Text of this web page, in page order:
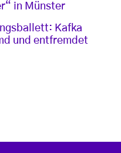
in Münster
Kafka
und entfremdet